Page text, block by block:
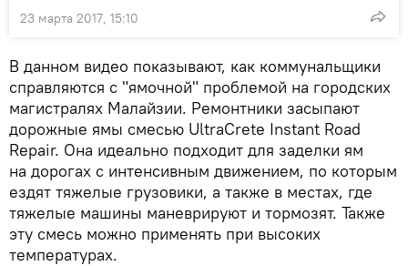
23 марта 2017, 15:10
В данном видео показывают, как коммунальщики
справляются с "ямочной" проблемой на городских
магистралях Малайзии. Ремонтники засыпают
дорожные ямы смесью UltraCrete Instant Road
Repair. Она идеально подходит для заделки ям
на дорогах с интенсивным движением, по которым
ездят тяжелые грузовики, а также в местах, где
тяжелые машины маневрируют и тормозят. Также
эту смесь можно применять при высоких
температурах.